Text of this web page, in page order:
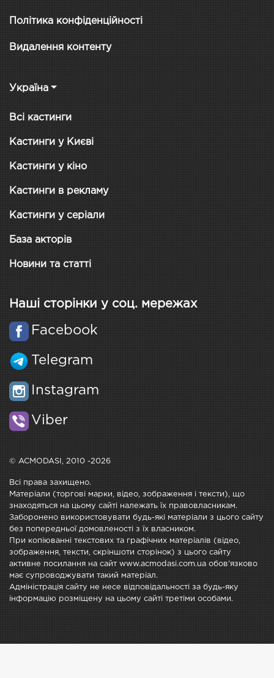
Політика конфіденційності
Видалення контенту
Україна
Всі кастинги
Кастинги у Києві
Кастинги у кіно
Кастинги в рекламу
Кастинги у серіали
База акторів
Новини та статті
Наші сторінки у соц. мережах
Facebook
Telegram
Instagram
Viber
© ACMODASI, 2010 -2026
Всі права захищено.
Матеріали (торгові марки, відео, зображення і тексти), що
знаходяться на цьому сайті належать їх правовласникам.
Заборонено використовувати будь-які матеріали з цього сайту
без попередньої домовленості з їх власником.
При копіюванні текстових та графічних матеріалів (відео,
зображення, тексти, скріншоти сторінок) з цього сайту
активне посилання на сайт www.acmodasi.com.ua обов'язково
має супроводжувати такий матеріал.
Адміністрація сайту не несе відповідальності за будь-яку
інформацію розміщену на цьому сайті третіми особами.